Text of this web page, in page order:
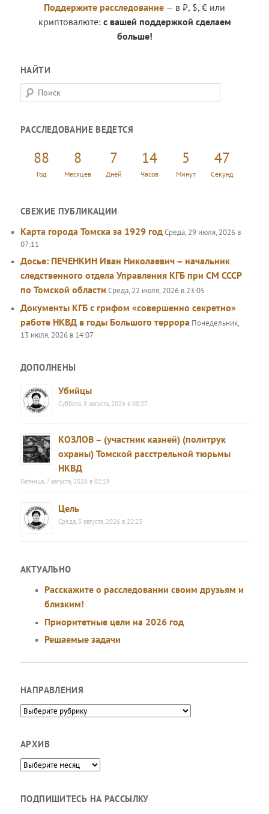
Поддержите расследование — в ₽, $, € или
криптовалюте: с вашей поддержкой сделаем
больше!
НАЙТИ
П
о
с
РАССЛЕДОВАНИЕ ВЕДЕТСЯ
88
Год
8
Месяцев
7
Дней
14
Часов
5
Минут
48
Секунд
СВЕЖИЕ ПУБЛИКАЦИИ
Карта города Томска за 1929 годСреда, 29 июля, 2026 в
07:11
Досье: ПЕЧЕНКИН Иван Николаевич – начальник
следственного отдела Управления КГБ при СМ СССР
по Томской области Среда, 22 июля, 2026 в 23:05
Документы КГБ с грифом «совершенно секретно»
работе НКВД в годы Большого террора Понедельник,
13 июля, 2026 в 14:07
ДОПОЛНЕНЫ
Убийцы
Суббота, 8 августа, 2026 в 00:27
КОЗЛОВ – (участник казней) (политрук
охраны) Томской расстрельной тюрьмы
НКВД
Пятница, 7 августа, 2026 в 02:19
Цель
Среда, 5 августа, 2026 в 22:23
АКТУАЛЬНО
Расскажите о расследовании своим друзьям и
близким!
Приоритетные цели на 2026 год
Решаемые задачи
НАПРАВЛЕНИЯ
Направления
АРХИВ
Архив
ПОДПИШИТЕСЬ НА РАССЫЛКУ